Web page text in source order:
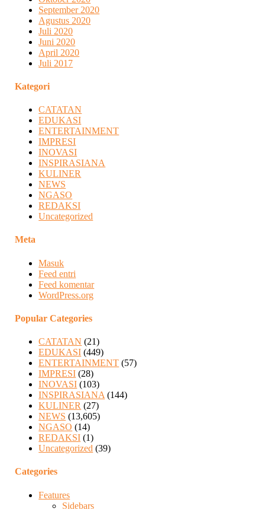
September 2020
Agustus 2020
Juli 2020
Juni 2020
April 2020
Juli 2017
Kategori
CATATAN
EDUKASI
ENTERTAINMENT
IMPRESI
INOVASI
INSPIRASIANA
KULINER
NEWS
NGASO
REDAKSI
Uncategorized
Meta
Masuk
Feed entri
Feed komentar
WordPress.org
Popular Categories
CATATAN (21)
EDUKASI (449)
ENTERTAINMENT (57)
IMPRESI (28)
INOVASI (103)
INSPIRASIANA (144)
KULINER (27)
NEWS (13,605)
NGASO (14)
REDAKSI (1)
Uncategorized (39)
Categories
Features
Sidebars